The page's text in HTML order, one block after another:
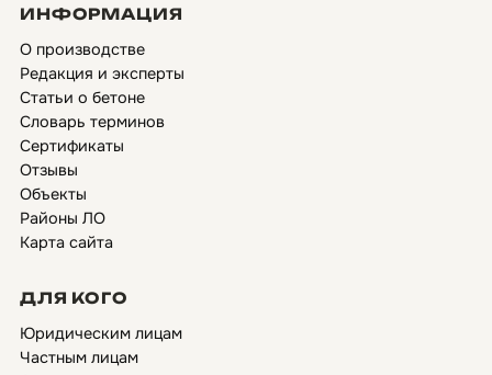
ИНФОРМАЦИЯ
О производстве
Редакция и эксперты
Статьи о бетоне
Словарь терминов
Сертификаты
Отзывы
Объекты
Районы ЛО
Карта сайта
ДЛЯ КОГО
Юридическим лицам
Частным лицам